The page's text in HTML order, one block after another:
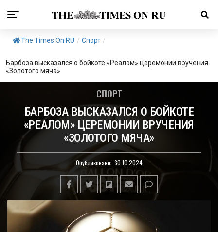
The Times On RU / Спорт /
Барбоза высказался о бойкоте «Реалом» церемонии вручения
«Золотого мяча»
СПОРТ
БАРБОЗА ВЫСКАЗАЛСЯ О БОЙКОТЕ
«РЕАЛОМ» ЦЕРЕМОНИИ ВРУЧЕНИЯ
«ЗОЛОТОГО МЯЧА»
Опубликовано: 30.10.2024